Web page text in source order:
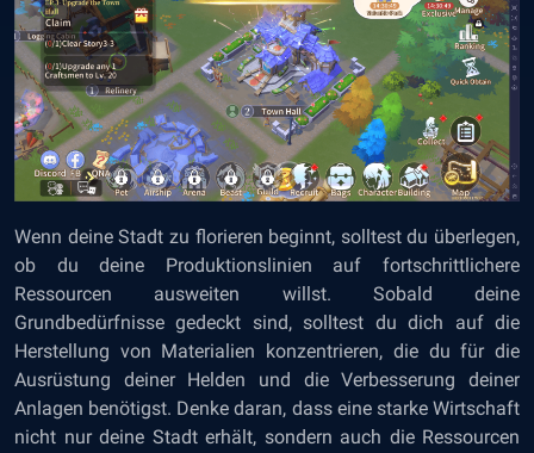
Wenn deine Stadt zu florieren beginnt, solltest du überlegen,
ob du deine Produktionslinien auf
fortschrittlichere
Ressourcen ausweiten willst. Sobald deine
Grundbedürfnisse gedeckt sind, solltest du dich auf die
Herstellung von Materialien konzentrieren, die du für die
Ausrüstung deiner Helden und die Verbesserung deiner
Anlagen benötigst. Denke daran, dass eine starke Wirtschaft
nicht nur deine Stadt erhält, sondern auch die Ressourcen